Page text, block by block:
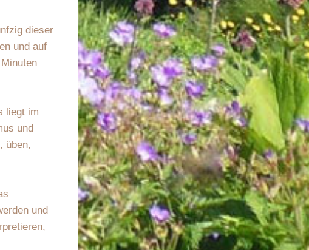
dieser
und auf
liegt im
und
üben,
und